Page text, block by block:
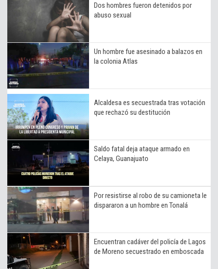
Dos hombres fueron detenidos por
abuso sexual
Un hombre fue asesinado a balazos en
la colonia Atlas
Alcaldesa es secuestrada tras votación
que rechazó su destitución
Saldo fatal deja ataque armado en
Celaya, Guanajuato
Por resistirse al robo de su camioneta le
dispararon a un hombre en Tonalá
Encuentran cadáver del policía de Lagos
de Moreno secuestrado en emboscada